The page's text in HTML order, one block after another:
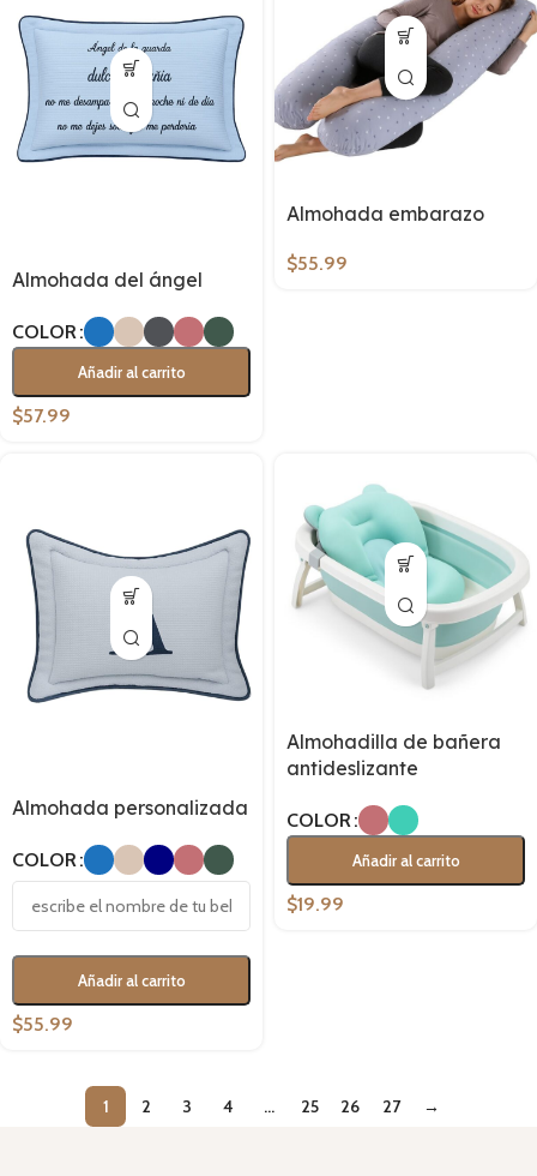
Almohada del ángel
COLOR
Añadir al carrito
$57.99
Almohada embarazo
$55.99
Almohada personalizada
COLOR
Añadir al carrito
$55.99
Almohadilla de bañera
antideslizante
COLOR
Añadir al carrito
$19.99
1 2 3 4 … 25 26 27 →